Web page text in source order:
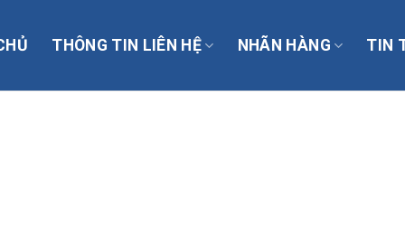
THÔNG TIN LIÊN HỆ NHÃN HÀNG TIN